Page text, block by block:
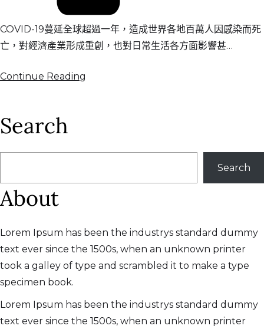
COVID-19蔓延全球超過一年，造成世界各地百萬人因感染而死
亡，對經濟產業形成重創，也對日常生活各方面影響甚…
Continue Reading
Search
Search
About
Lorem Ipsum has been the industrys standard dummy
text ever since the 1500s, when an unknown printer
took a galley of type and scrambled it to make a type
specimen book.
Lorem Ipsum has been the industrys standard dummy
text ever since the 1500s, when an unknown printer